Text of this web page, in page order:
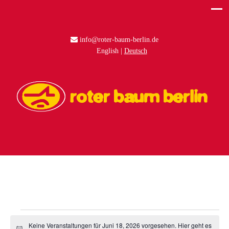
info@roter-baum-berlin.de
English
Deutsch
Veranstaltungen
Keine Veranstaltungen für Juni 18, 2026 vorgesehen. Hier geht es